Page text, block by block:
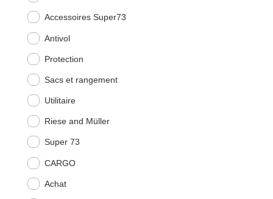
Accessoires Super73
Antivol
Protection
Sacs et rangement
Utilitaire
Riese and Müller
Super 73
CARGO
Achat